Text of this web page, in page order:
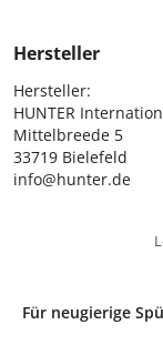
Hersteller
Hersteller:
HUNTER
Mittelbreede 5
33719 Bielefeld
info@hunter.de
Für neugierige